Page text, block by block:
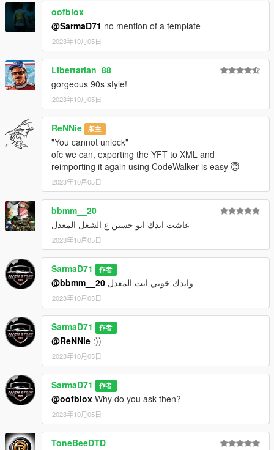
oofblox
@SarmaD71 no mention of a template
2023年10月05日
Libertarian_88
gorgeous 90s style!
2023年10月05日
ReNNie 版主
"You cannot unlock"
ofc we can, exporting the YFT to XML and
reimporting it again using CodeWalker is easy 😇
2023年10月05日
bbmm__20
عاشت ايدك ابو حسين ع الشغل المعدل
2023年10月05日
SarmaD71 作者
@bbmm__20 وايدك خويي انت المعدل
2023年10月05日
SarmaD71 作者
@ReNNie :))
2023年10月05日
SarmaD71 作者
@oofblox Why do you ask then?
2023年10月05日
ToneBeeDTD